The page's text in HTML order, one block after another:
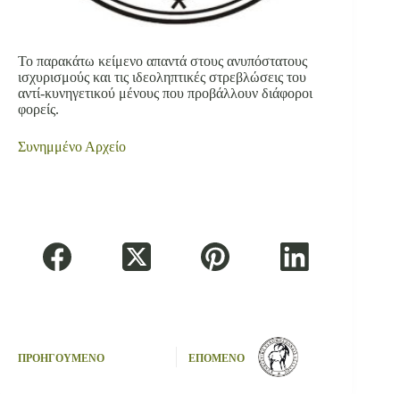
Το παρακάτω κείμενο απαντά στους ανυπόστατους
ισχυρισμούς και τις ιδεοληπτικές στρεβλώσεις του
αντί-κυνηγετικού μένους που προβάλλουν διάφοροι
φορείς.
Συνημμένο Αρχείο
ΠΡΟΗΓΟΥΜΕΝΟ ΕΠΟΜΕΝΟ